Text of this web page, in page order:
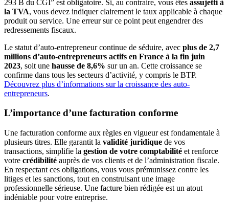
293 B du CGI” est obligatoire. Si, au contraire, vous êtes assujetti à
la TVA, vous devez indiquer clairement le taux applicable à chaque
produit ou service. Une erreur sur ce point peut engendrer des
redressements fiscaux.
Le statut d’auto-entrepreneur continue de séduire, avec plus de 2,7
millions d’auto-entrepreneurs actifs en France à la fin juin
2023, soit une hausse de 8,6% sur un an. Cette croissance se
confirme dans tous les secteurs d’activité, y compris le BTP.
Découvrez plus d’informations sur la croissance des auto-
entrepreneurs.
L’importance d’une facturation conforme
Une facturation conforme aux règles en vigueur est fondamentale à
plusieurs titres. Elle garantit la validité juridique de vos
transactions, simplifie la gestion de votre comptabilité et renforce
votre crédibilité auprès de vos clients et de l’administration fiscale.
En respectant ces obligations, vous vous prémunissez contre les
litiges et les sanctions, tout en construisant une image
professionnelle sérieuse. Une facture bien rédigée est un atout
indéniable pour votre entreprise.